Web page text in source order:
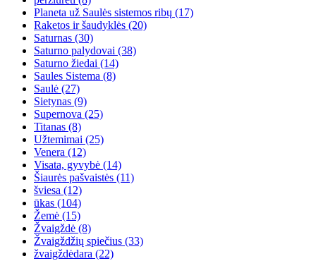
Planeta už Saulės sistemos ribų (17)
Raketos ir šaudyklės (20)
Saturnas (30)
Saturno palydovai (38)
Saturno žiedai (14)
Saules Sistema (8)
Saulė (27)
Sietynas (9)
Supernova (25)
Titanas (8)
Užtemimai (25)
Venera (12)
Visata, gyvybė (14)
Šiaurės pašvaistės (11)
šviesa (12)
ūkas (104)
Žemė (15)
Žvaigždė (8)
Žvaigždžių spiečius (33)
žvaigždėdara (22)